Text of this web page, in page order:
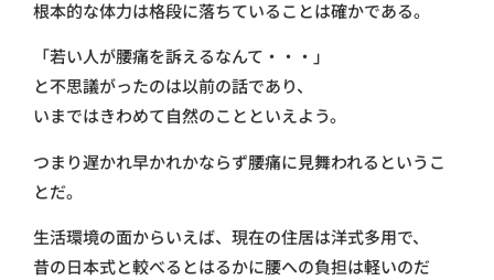
根本的な体力は格段に落ちていることは確かである。
「若い人が腰痛を訴えるなんて・・・」
と不思議がったのは以前の話であり、
いまではきわめて自然のことといえよう。
つまり遅かれ早かれかならず腰痛に見舞われるというこ
とだ。
生活環境の面からいえば、現在の住居は洋式多用で、
昔の日本式と較べるとはるかに腰への負担は軽いのだ